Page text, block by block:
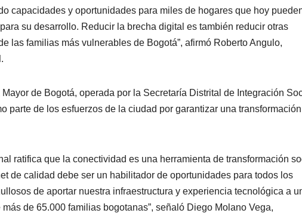
capacidades y oportunidades para miles de hogares que hoy
su desarrollo. Reducir la brecha digital es también reducir otras
las familias más vulnerables de Bogotá”, afirmó Roberto Angulo,
de Bogotá, operada por la Secretaría Distrital de Integración
parte de los esfuerzos de la ciudad por garantizar una transformación
ratifica que la conectividad es una herramienta de transformación
de calidad debe ser un habilitador de oportunidades para todos los
de aportar nuestra infraestructura y experiencia tecnológica a
de 65.000 familias bogotanas”, señaló Diego Molano Vega,